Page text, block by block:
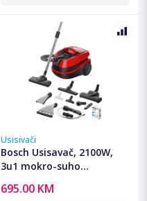
Usisivači
Bosch Usisavač, 2100W,
3u1 mokro-suho
BWD421PET
695.00 KM